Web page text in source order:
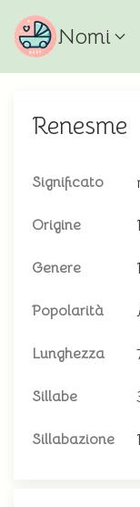
Nomi
Renesme
Significato
Origine
Genere
Popolarità
Lunghezza
Sillabe
Sillabazione